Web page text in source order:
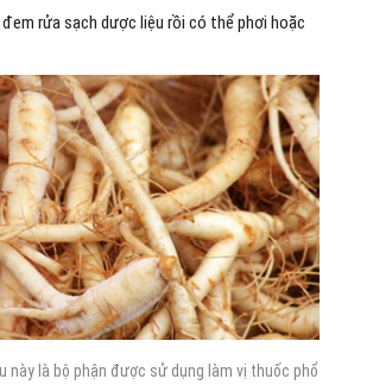
rửa sạch dược liệu rồi có thể phơi hoặc
này là bộ phận được sử dụng làm vị thuốc phổ